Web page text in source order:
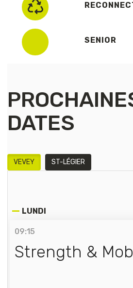
SENIOR
DATES
VEVEY ST-LÉGIER
LUNDI
09:15
Strength &